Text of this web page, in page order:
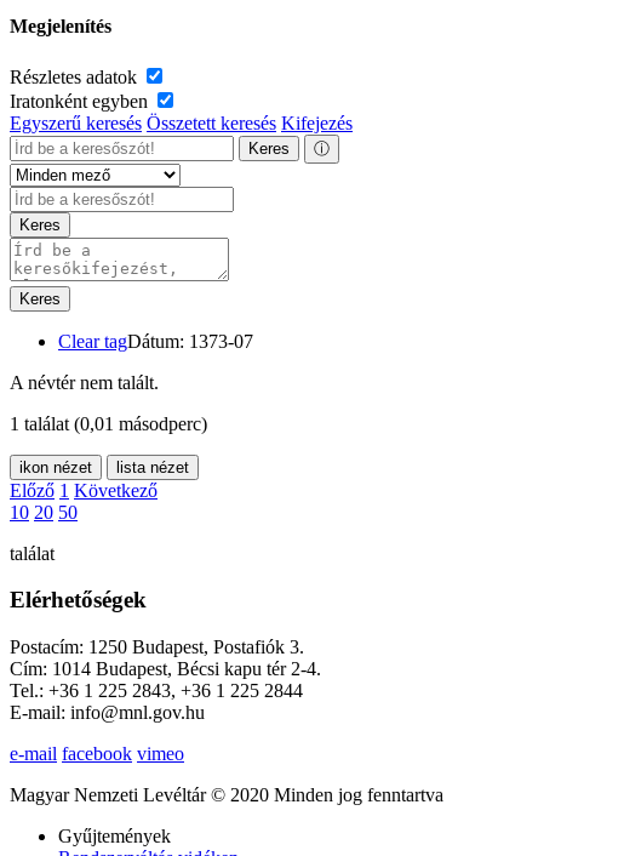
Megjelenítés
Részletes adatok
Iratonként egyben
Egyszerű keresés Összetett keresés Kifejezés
Keres ⓘ
Keres
Keres
Clear tagDátum: 1373-07
A névtér nem talált.
1 találat (0,01 másodperc)
ikon nézet lista nézet
Előző 1 Következő
10 20 50
találat
Elérhetőségek
Postacím: 1250 Budapest, Postafiók 3.
Cím: 1014 Budapest, Bécsi kapu tér 2-4.
Tel.: +36 1 225 2843, +36 1 225 2844
E-mail: info@mnl.gov.hu
e-mail facebook vimeo
Magyar Nemzeti Levéltár © 2020 Minden jog fenntartva
Gyűjtemények